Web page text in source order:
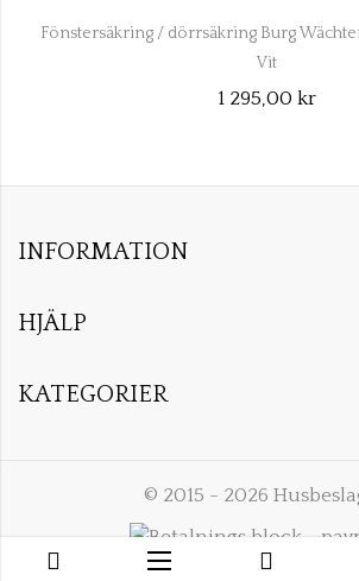
Fönstersäkring / dörrsäkring Burg
Vit
1 295,00 kr
INFORMATION
HJÄLP
KATEGORIER
© 2015 - 2026